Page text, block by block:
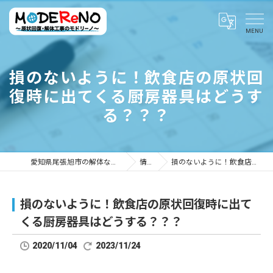
損のないように！飲食店の原状回
復時に出てくる厨房器具はどうす
る？？？
愛知県尾張旭市の解体ならMODEReNO ～原状回復・解体工事のモドリーノ～ 情報ブログ 損のないように！飲食店の原状回復時に出てくる厨房器具はどうする？？？
損のないように！飲食店の原状回復時に出て
くる厨房器具はどうする？？？
2020/11/04 2023/11/24